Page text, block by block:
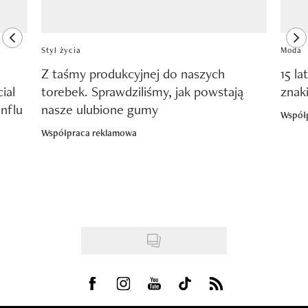
previous element
Styl życia
Z taśmy produkcyjnej do naszych
torebek. Sprawdziliśmy, jak powstają
nasze ulubione gumy
Współpraca reklamowa
Moda
15
Visit us on Facebook
Visit us on Instagram
Visit us on Youtube
Visit us on Tiktok
Visit us on Rss